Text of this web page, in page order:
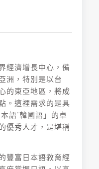
經濟增長中心，備
洲，特別是以台
的東亞地區，將成
。這裡需求的是具
語˙韓國語」的卓
優秀人才，是堪稱
豐富日本語教育經